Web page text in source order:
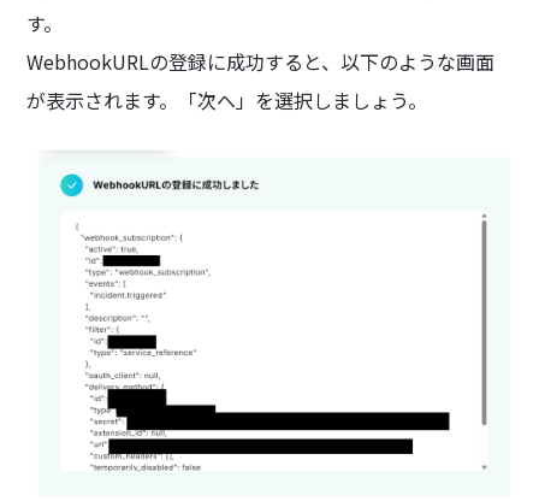
す。
WebhookURLの登録に成功すると、以下のような画面
が表示されます。「次へ」を選択しましょう。